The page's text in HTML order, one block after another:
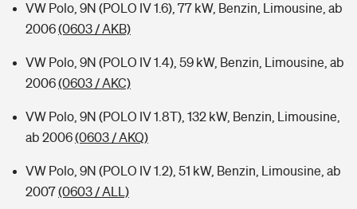
VW Polo, 9N (POLO IV 1.6), 77 kW, Benzin, Limousine, ab
2006(0603 / AKB)
VW Polo, 9N (POLO IV 1.4), 59 kW, Benzin, Limousine, ab
2006(0603 / AKC)
VW Polo, 9N (POLO IV 1.8T), 132 kW, Benzin, Limousine,
ab 2006(0603 / AKQ)
VW Polo, 9N (POLO IV 1.2), 51 kW, Benzin, Limousine, ab
2007(0603 / ALL)